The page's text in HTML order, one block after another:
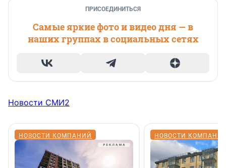
ПРИСОЕДИНИТЬСЯ
Самые яркие фото и видео дня — в
наших группах в социальных сетях
Новости СМИ2
НОВОСТИ КОМПАНИЙ НОВОСТИ